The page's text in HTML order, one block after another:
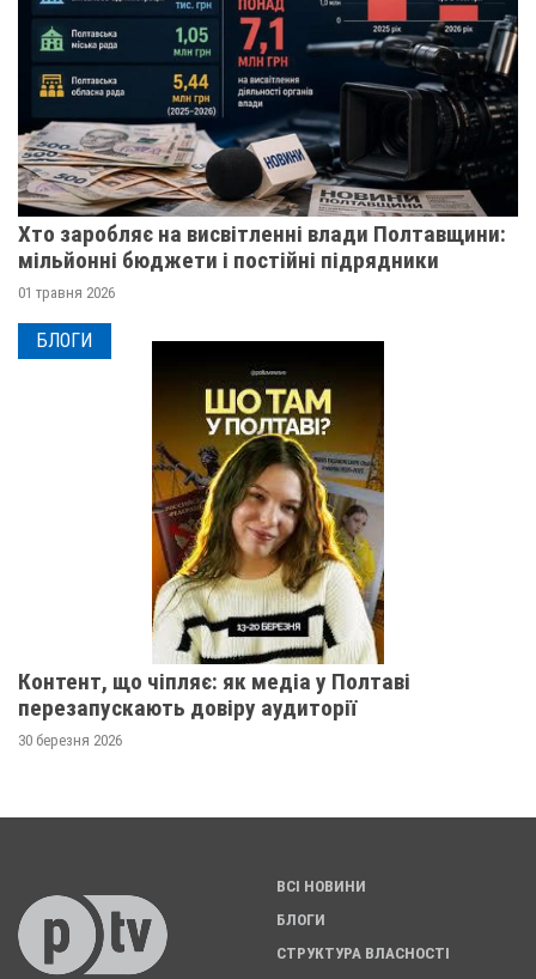
Хто заробляє на висвітленні влади Полтавщини:
мільйонні бюджети і постійні підрядники
01 травня 2026
БЛОГИ
Контент, що чіпляє: як медіа у Полтаві
перезапускають довіру аудиторії
30 березня 2026
ВСІ НОВИНИ
БЛОГИ
СТРУКТУРА ВЛАСНОСТІ